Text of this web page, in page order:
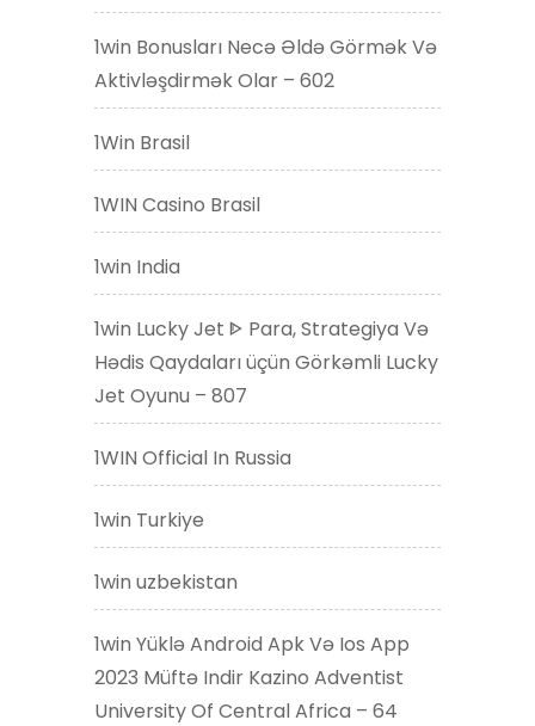
1win Bonusları Necə Əldə Görmək Və
Aktivləşdirmək Olar – 602
1Win Brasil
1WIN Casino Brasil
1win India
1win Lucky Jet ᐈ Para, Strategiya Və
Hədis Qaydaları üçün Görkəmli Lucky
Jet Oyunu – 807
1WIN Official In Russia
1win Turkiye
1win uzbekistan
1win Yüklə Android Apk Və Ios App
2023 Müftə Indir Kazino Adventist
University Of Central Africa – 64